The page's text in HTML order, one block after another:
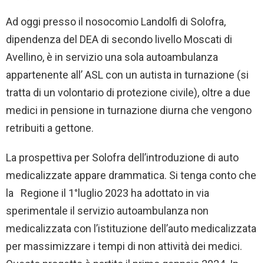
Ad oggi presso il nosocomio Landolfi di Solofra,
dipendenza del DEA di secondo livello Moscati di
Avellino, è in servizio una sola autoambulanza
appartenente all’ ASL con un autista in turnazione (si
tratta di un volontario di protezione civile), oltre a due
medici in pensione in turnazione diurna che vengono
retribuiti a gettone.
La prospettiva per Solofra dell’introduzione di auto
medicalizzate appare drammatica. Si tenga conto che
la Regione il 1°luglio 2023 ha adottato in via
sperimentale il servizio autoambulanza non
medicalizzata con l’istituzione dell’auto medicalizzata
per massimizzare i tempi di non attività dei medici.